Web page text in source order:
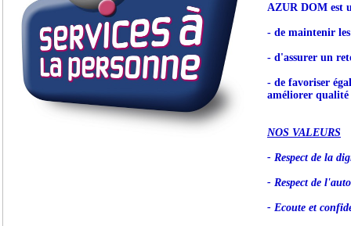
AZUR DOM est
- de maintenir les
- d'assurer un
- de favoriser
améliorer
NOS VALEURS
- Respect de la
- Respect de
- Ecoute et